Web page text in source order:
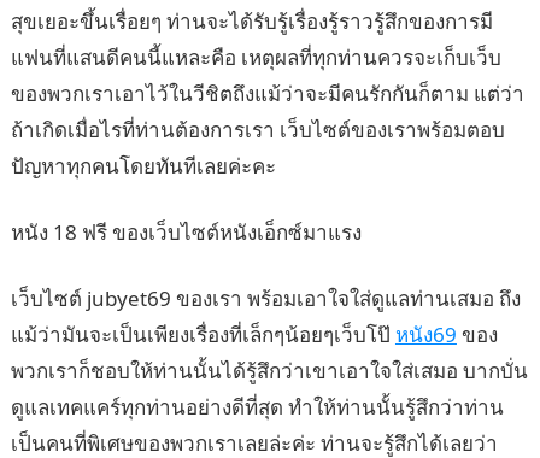
สุขเยอะขึ้นเรื่อยๆ ท่านจะได้รับรู้เรื่องรู้ราวรู้สึกของการมี
แฟนที่แสนดีคนนี้แหละคือ เหตุผลที่ทุกท่านควรจะเก็บเว็บ
ของพวกเราเอาไว้ในวีชิตถึงแม้ว่าจะมีคนรักกันก็ตาม แต่ว่า
ถ้าเกิดเมื่อไรที่ท่านต้องการเรา เว็บไซต์ของเราพร้อมตอบ
ปัญหาทุกคนโดยทันทีเลยค่ะคะ
หนัง 18 ฟรี ของเว็บไซต์หนังเอ็กซ์มาแรง
เว็บไซต์ jubyet69 ของเรา พร้อมเอาใจใส่ดูแลท่านเสมอ ถึง
แม้ว่ามันจะเป็นเพียงเรื่องที่เล็กๆน้อยๆเว็บโป๊ หนัง69 ของ
พวกเราก็ชอบให้ท่านนั้นได้รู้สึกว่าเขาเอาใจใส่เสมอ บากบั่น
ดูแลเทคแคร์ทุกท่านอย่างดีที่สุด ทำให้ท่านนั้นรู้สึกว่าท่าน
เป็นคนที่พิเศษของพวกเราเลยล่ะค่ะ ท่านจะรู้สึกได้เลยว่า